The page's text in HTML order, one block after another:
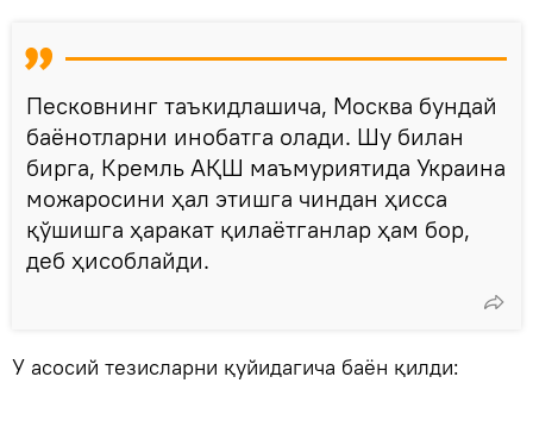
Песковнинг таъкидлашича, Москва бундай
баёнотларни инобатга олади. Шу билан
бирга, Кремль АҚШ маъмуриятида Украина
можаросини ҳал этишга чиндан ҳисса
қўшишга ҳаракат қилаётганлар ҳам бор,
деб ҳисоблайди.
У асосий тезисларни қуйидагича баён қилди: